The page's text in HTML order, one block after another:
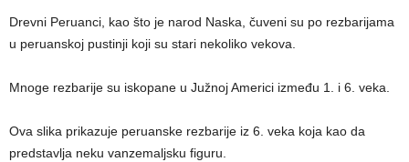
Drevni Peruanci, kao što je narod Naska, čuveni su po rezbarijama
u peruanskoj pustinji koji su stari nekoliko vekova.
Mnoge rezbarije su iskopane u Južnoj Americi između 1. i 6. veka.
Ova slika prikazuje peruanske rezbarije iz 6. veka koja kao da
predstavlja neku vanzemaljsku figuru.